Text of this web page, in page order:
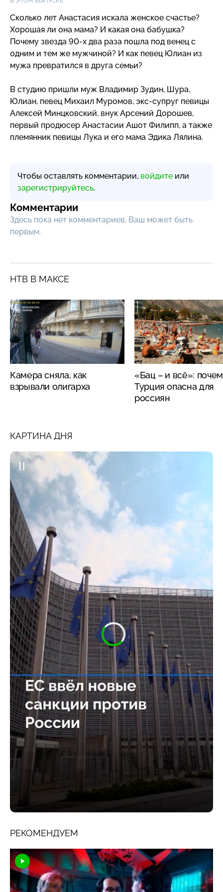
Сколько лет Анастасия искала женское счастье?
Хорошая ли она мама? И какая она бабушка?
Почему звезда 90-х два раза пошла под венец с
одним и тем же мужчиной? И как певец Юлиан из
мужа превратился в друга семьи?
В студию пришли муж Владимир Зудин, Шура,
Юлиан, певец Михаил Муромов, экс-супруг певицы
Алексей Минцковский, внук Арсений Дорошев,
первый продюсер Анастасии Ашот Филипп, а также
племянник певицы Лука и его мама Эдика Лялина.
Чтобы оставлять комментарии, войдите или
зарегистрируйтесь.
Комментарии
Здесь пока нет комментариев, Ваш может быть
первым.
НТВ В МАКСЕ
Камера сняла, как
взрывали олигарха
«Бац – и всё»:
Турция опасна для
россиян
КАРТИНА ДНЯ
РЕКОМЕНДУЕМ